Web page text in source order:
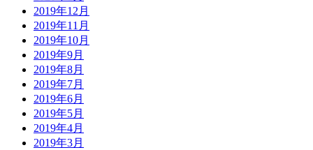
2019年12月
2019年11月
2019年10月
2019年9月
2019年8月
2019年7月
2019年6月
2019年5月
2019年4月
2019年3月